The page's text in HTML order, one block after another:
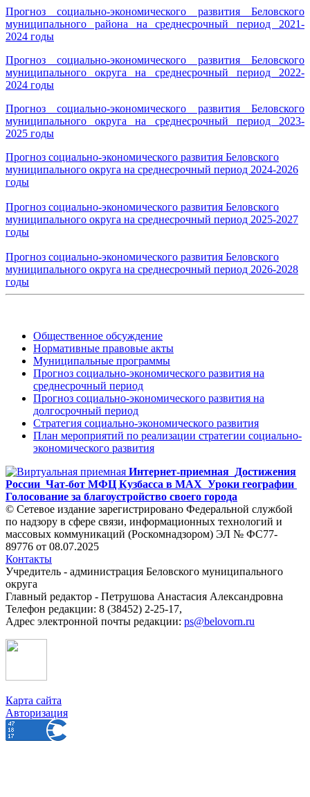
Прогноз социально-экономического развития Беловского
муниципального района на среднесрочный период 2021-
2024 годы
Прогноз социально-экономического развития Беловского
муниципального округа на среднесрочный период 2022-
2024 годы
Прогноз социально-экономического развития Беловского
муниципального округа на среднесрочный период 2023-
2025 годы
Прогноз социально-экономического развития Беловского
муниципального округа на среднесрочный период 2024-2026
годы
Прогноз социально-экономического развития Беловского
муниципального округа на среднесрочный период 2025-2027
годы
Прогноз социально-экономического развития Беловского
муниципального округа на среднесрочный период 2026-2028
годы
Общественное обсуждение
Нормативные правовые акты
Муниципальные программы
Прогноз социально-экономического развития на
среднесрочный период
Прогноз социально-экономического развития на
долгосрочный период
Стратегия социально-экономического развития
План мероприятий по реализации стратегии социально-
экономического развития
Интернет-приемная Достижения
России Чат-бот МФЦ Кузбасса в MAX Уроки географии
Голосование за благоустройство своего города
© Сетевое издание зарегистрировано Федеральной службой
по надзору в сфере связи, информационных технологий и
массовых коммуникаций (Роскомнадзором) ЭЛ № ФС77-
89776 от 08.07.2025
Контакты
Учредитель - администрация Беловского муниципального
округа
Главный редактор - Петрушова Анастасия Александровна
Телефон редакции: 8 (38452) 2-25-17,
Адрес электронной почты редакции: ps@belovorn.ru
Карта сайта
Авторизация